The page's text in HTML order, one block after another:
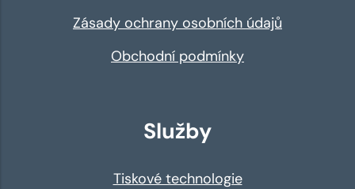
Zásady ochrany osobních údajů
Obchodní podmínky
Služby
Tiskové technologie